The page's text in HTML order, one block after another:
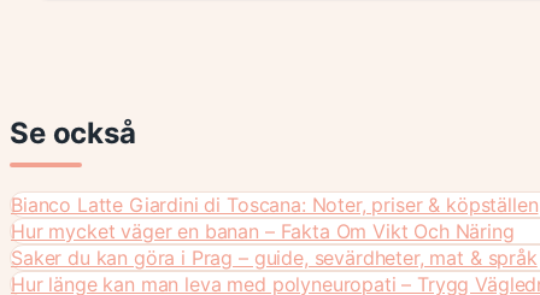
Se också
Bianco Latte Giardini di Toscana: Noter, priser & köpställen
Hur mycket väger en banan – Fakta Om Vikt Och Näring
Saker du kan göra i Prag – guide, sevärdheter, mat & språk
Hur länge kan man leva med polyneuropati – Trygg